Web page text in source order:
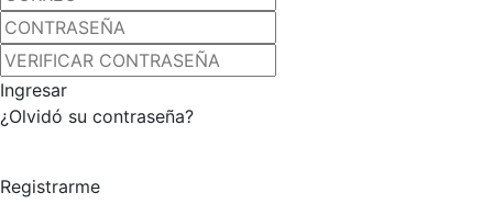
Ingresar
¿Olvidó su contraseña?
Registrarme